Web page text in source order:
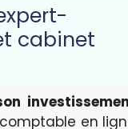
cabinet
en